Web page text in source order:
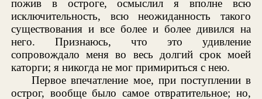
пожив в остроге, осмыслил я вполне всю
исключительность, всю неожиданность такого
существования и все более и более дивился на
него. Признаюсь, что это удивление
сопровождало меня во весь долгий срок моей
каторги; я никогда не мог примириться с нею.
Первое впечатление мое, при поступлении в
острог, вообще было самое отвратительное; но,